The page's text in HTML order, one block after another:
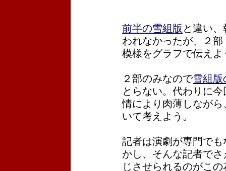
前半の雪組版 と違い
われなかったが、２
模様をグラフで伝えよ
２部のみなので雪組版
とらない。代わりに
情により肉薄しなが
いて考えよう。
記者は演劇が専門で
かし、そんな記者で
じさせられるのがこ